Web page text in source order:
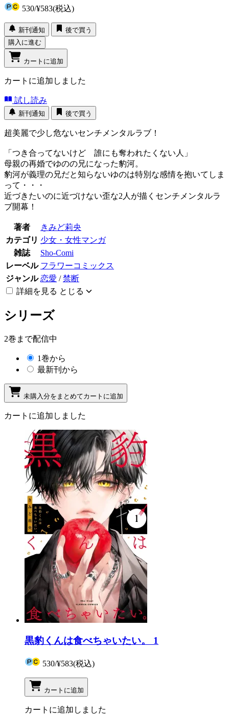
530/¥583(税込)
新刊通知
後で買う
購入に進む
カートに追加
カートに追加しました
試し読み
新刊通知 後で買う
超美麗で少し危ないセンチメンタルラブ！
「つき合ってないけど 誰にも奪われたくない人」
母親の再婚でゆのの兄になった豹河。
豹河が義理の兄だと知らないゆのは特別な感情を抱いてしま
って・・・
近づきたいのに近づけない歪な2人が描くセンチメンタルラ
ブ開幕！
著者
きみど莉央
カテゴリ 少女・女性マンガ
雑誌
Sho-Comi
レーベル フラワーコミックス
ジャンル 恋愛 /禁断
詳細を見る とじる
シリーズ
2巻まで配信中
1巻から
最新刊から
未購入分をまとめてカートに追加
カートに追加しました
黒豹くんは食べちゃいたい。 1
530/¥583(税込)
カートに追加
カートに追加しました